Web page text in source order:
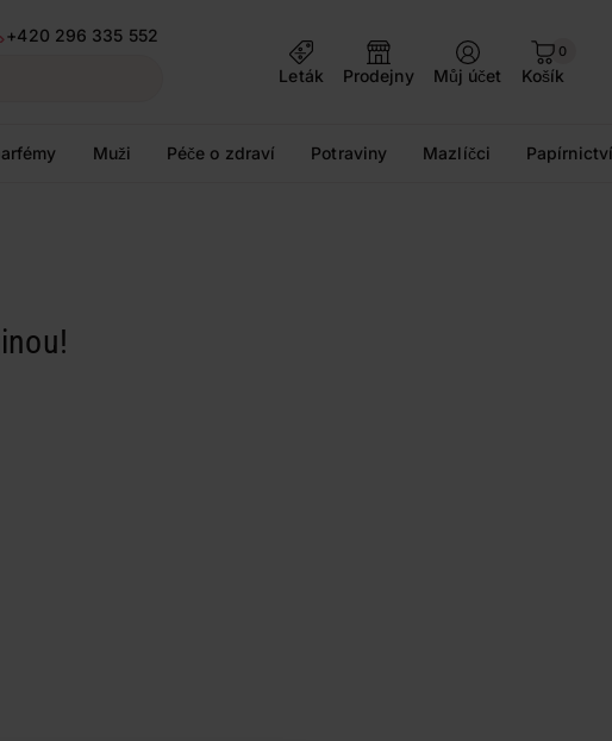
+420 296 335 552
Leták
Prodejny Můj účet
0
Košík
Muži Péče o zdraví Potraviny Mazlíčci